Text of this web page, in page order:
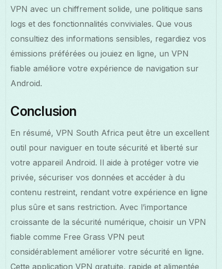
VPN avec un chiffrement solide, une politique sans
logs et des fonctionnalités conviviales. Que vous
consultiez des informations sensibles, regardiez vos
émissions préférées ou jouiez en ligne, un VPN
fiable améliore votre expérience de navigation sur
Android.
Conclusion
En résumé, VPN South Africa peut être un excellent
outil pour naviguer en toute sécurité et liberté sur
votre appareil Android. Il aide à protéger votre vie
privée, sécuriser vos données et accéder à du
contenu restreint, rendant votre expérience en ligne
plus sûre et sans restriction. Avec l’importance
croissante de la sécurité numérique, choisir un VPN
fiable comme Free Grass VPN peut
considérablement améliorer votre sécurité en ligne.
Cette application VPN gratuite, rapide et alimentée